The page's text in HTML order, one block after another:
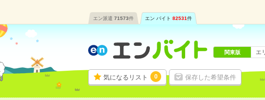
エン派遣 71573件 エン バイト 82531件
気になるリスト 0 保存した希望条件
関東版 エ